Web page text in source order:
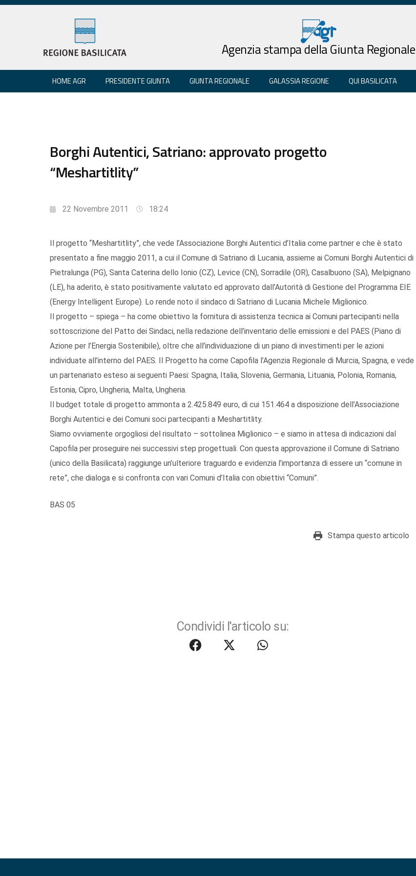
Agenzia stampa della Giunta Regionale
HOME AGR PRESIDENTE GIUNTA GIUNTA REGIONALE GALASSIA REGIONE QUI BASILICATA
Borghi Autentici, Satriano: approvato progetto
“Meshartitlity”
22 Novembre 2011 18:24
Il progetto “Meshartitlity”, che vede l’Associazione Borghi Autentici d’Italia come partner e che è stato
presentato a fine maggio 2011, a cui il Comune di Satriano di Lucania, assieme ai Comuni Borghi Autentici di
Pietralunga (PG), Santa Caterina dello Ionio (CZ), Levice (CN), Sorradile (OR), Casalbuono (SA), Melpignano
(LE), ha aderito, è stato positivamente valutato ed approvato dall’Autorità di Gestione del Programma EIE
(Energy Intelligent Europe). Lo rende noto il sindaco di Satriano di Lucania Michele Miglionico.
Il progetto – spiega – ha come obiettivo la fornitura di assistenza tecnica ai Comuni partecipanti nella
sottoscrizione del Patto dei Sindaci, nella redazione dell’inventario delle emissioni e del PAES (Piano di
Azione per l’Energia Sostenibile), oltre che all’individuazione di un piano di investimenti per le azioni
individuate all’interno del PAES. Il Progetto ha come Capofila l’Agenzia Regionale di Murcia, Spagna, e vede
un partenariato esteso ai seguenti Paesi: Spagna, Italia, Slovenia, Germania, Lituania, Polonia, Romania,
Estonia, Cipro, Ungheria, Malta, Ungheria.
Il budget totale di progetto ammonta a 2.425.849 euro, di cui 151.464 a disposizione dell’Associazione
Borghi Autentici e dei Comuni soci partecipanti a Meshartitlity.
Siamo ovviamente orgogliosi del risultato – sottolinea Miglionico – e siamo in attesa di indicazioni dal
Capofila per proseguire nei successivi step progettuali. Con questa approvazione il Comune di Satriano
(unico della Basilicata) raggiunge un’ulteriore traguardo e evidenzia l’importanza di essere un “comune in
rete”, che dialoga e si confronta con vari Comuni d’Italia con obiettivi “Comuni”.
BAS 05
Stampa questo articolo
Condividi l'articolo su: